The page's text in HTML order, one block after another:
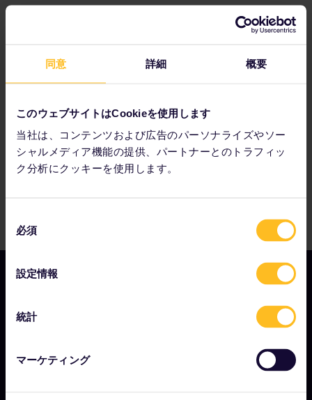
同意 詳細 概要
このウェブサイトはCookieを使用します
当社は、コンテンツおよび広告のパーソナライズやソー
シャルメディア機能の提供、パートナーとのトラフィッ
ク分析にクッキーを使用します。
の
必須
設定情報
統計
マーケティング
パスに記載された情報に誤りがある場合はどうすればよいですか？
パートナー企業：
会社情報